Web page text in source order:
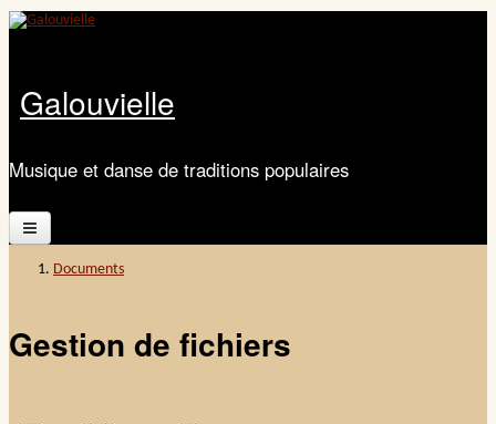
Aller au contenu principal
Galouvielle
Musique et danse de traditions populaires
Accueil
Documents
Gestion de fichiers